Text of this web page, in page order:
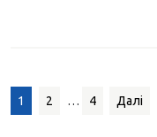
Пагінація
1 2 … 4 Далі